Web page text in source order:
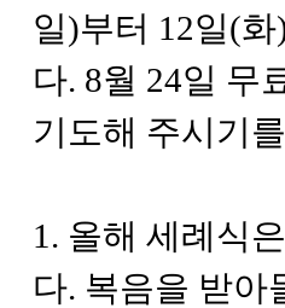
일)부터 12일(
다. 8월 24일 무
기도해 주시기
1. 올해 세례식
다. 복음을 받아